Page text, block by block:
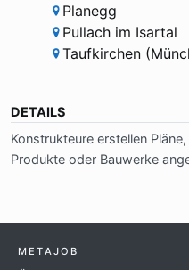
Planegg
Pullach im Isartal
Taufkirchen
DETAILS
Kon­struk­teu­re er­stel­len
Pro­duk­te oder Bau­wer­ke
METAJOB